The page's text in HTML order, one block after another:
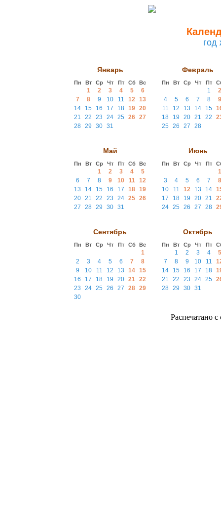
год
Январь
Пн Вт Ср Чт Пт Сб Вс
1 2 3 4 5
6
7
8 9 10 11 12 13
14
15 16 17 18 19 20
21
22 23 24 25 26 27
28 29 30 31
Февраль
Пн Вт Ср Чт Пт
1
2
4
5 6 7 8
9
11
12 13 14 15
18
19 20 21 22
25
26 27 28
Май
Пн Вт Ср Чт Пт Сб Вс
1 2 3 4
5
6
7 8 9 10 11
12
13
14 15 16 17 18 19
20 21 22 23 24 25 26
27
28 29 30 31
Июнь
Пн Вт Ср Чт Пт
1
3
4 5 6 7
8
10
11 12 13 14
17
18 19 20 21
24 25 26 27 28
Сентябрь
Пн Вт Ср Чт Пт Сб Вс
1
2
3 4 5 6 7
8
9
10 11 12 13 14 15
16
17 18 19 20 21 22
23
24 25 26 27 28 29
30
Октябрь
Пн Вт Ср Чт Пт
1 2 3 4
5
7
8 9 10 11
14
15 16 17 18
21
22 23 24 25
28 29 30 31
Распечатано с